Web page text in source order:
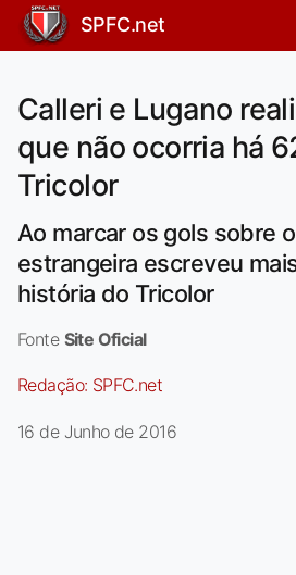
SPFC.net
Calleri e Lugano
que não ocorria há
Tricolor
Ao marcar os gols sobre
estrangeira escreveu
história do Tricolor
Fonte Site Oficial
Redação: SPFC.net
16 de Junho de 2016